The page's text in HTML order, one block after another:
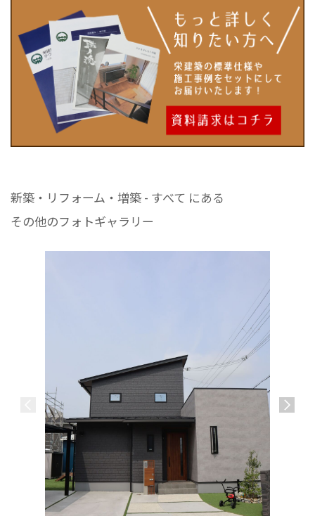
新築・リフォーム・増築 - すべて にある
その他のフォトギャラリー